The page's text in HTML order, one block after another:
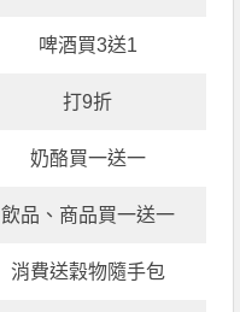
啤酒買3送1
打9折
奶酪買一送一
飲品、商品買一送一
消費送穀物隨手包